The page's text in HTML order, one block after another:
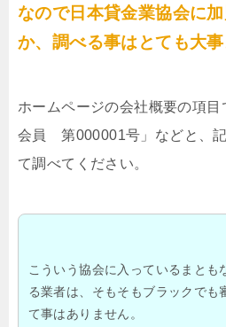
なので日本貸金業協会に
か、調べる事はとても大事
ホームページの会社概要の項
会員 第000001号」などと、
て調べてください。
こういう協会に入っているまとも
る業者は、そもそもブラックでも
て事はありません。